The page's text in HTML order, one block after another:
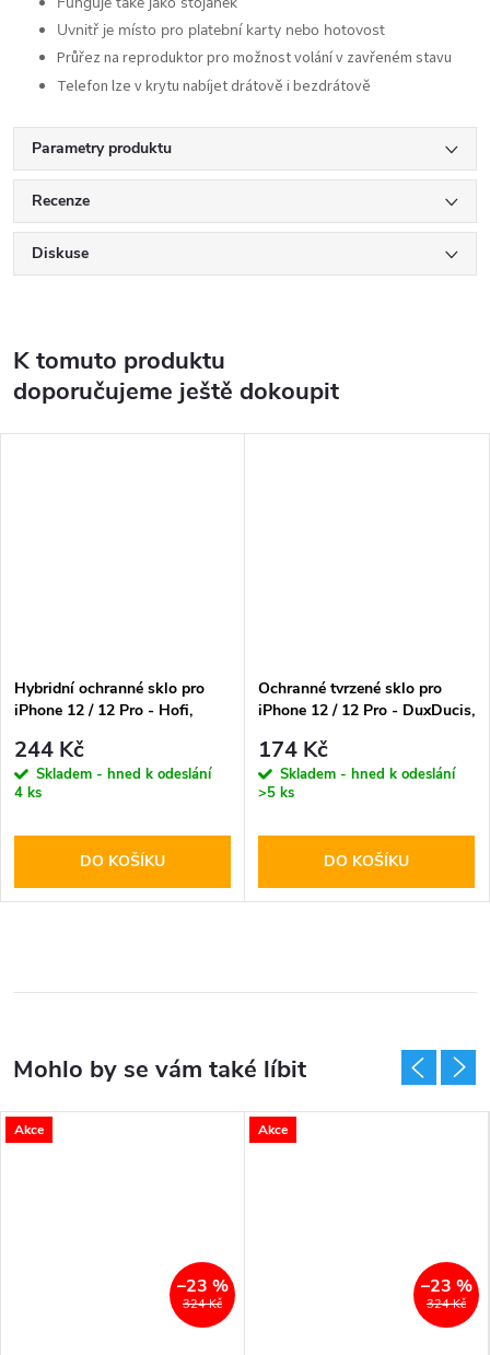
Uvnitř je místo pro platební karty nebo hotovost
Průřez na reproduktor pro možnost volání v zavřeném stavu
Telefon lze v krytu nabíjet drátově i bezdrátově
Parametry produktu
Recenze
Diskuse
K tomuto produktu
doporučujeme ještě dokoupit
Hybridní ochranné sklo pro
iPhone 12 / 12 Pro - Hofi,
244 Kč
Skladem - hned k odeslání
4 ks
DO KOŠÍKU
Ochranné tvrzené sklo pro
iPhone 12 / 12 Pro - DuxDucis,
174 Kč
Skladem - hned k odeslání
>5 ks
DO KOŠÍKU
Akce
324 Kč
–23 %
Akce
324 Kč
–23 %